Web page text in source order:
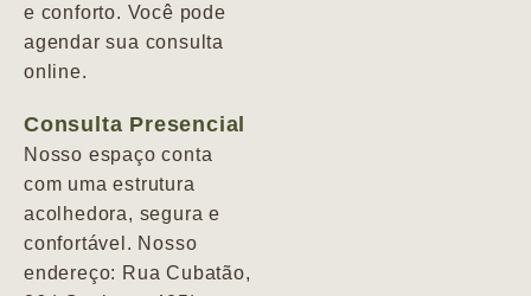
e conforto. Você pode
agendar sua consulta
online.
Consulta Presencial
Nosso espaço conta
com uma estrutura
acolhedora, segura e
confortável. Nosso
endereço: Rua Cubatão,